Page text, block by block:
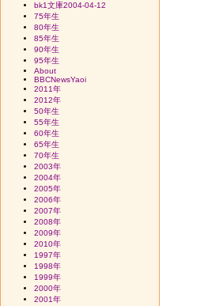
bk1文庫2004-04-12
75年生
80年生
85年生
90年生
95年生
About
BBCNewsYaoi
2011年
2012年
50年生
55年生
60年生
65年生
70年生
2003年
2004年
2005年
2006年
2007年
2008年
2009年
2010年
1997年
1998年
1999年
2000年
2001年